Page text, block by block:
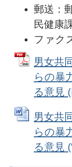
郵送：
民健康
ファク
男女共
らの暴
る意見
男女共
らの暴
る意見